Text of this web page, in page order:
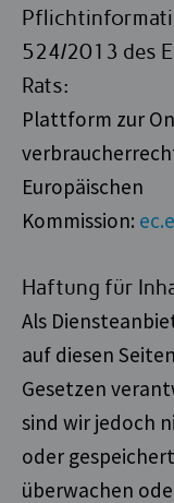
524/2013 des
Rats:
Plattform zur
Europäischen
Kommission:
Haftung für
Als
auf diesen
Gesetzen
sind wir jedoch
oder
überwachen